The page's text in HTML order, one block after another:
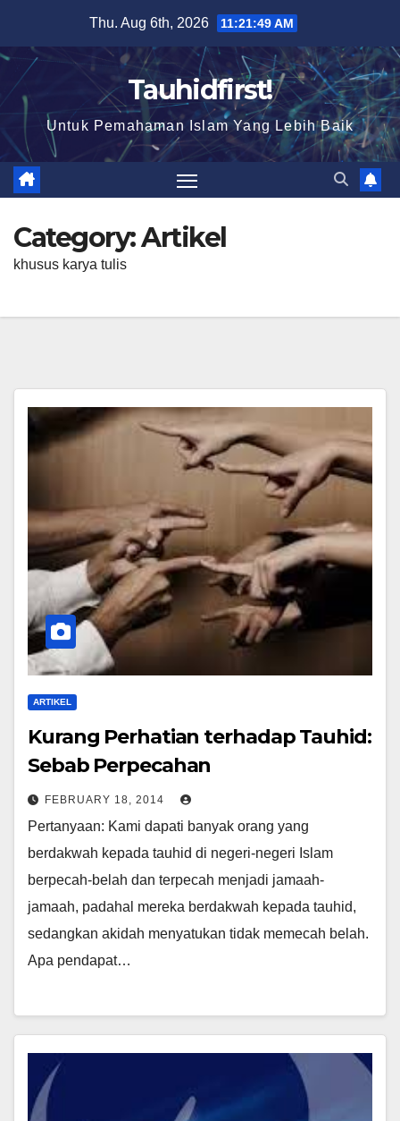
content
Thu. Aug 6th, 2026 11:21:49 AM
Tauhidfirst!
Untuk Pemahaman Islam Yang Lebih Baik
Category:Artikel
khusus karya tulis
ARTIKEL
Kurang Perhatian terhadap Tauhid:
Sebab Perpecahan
FEBRUARY 18, 2014
Pertanyaan: Kami dapati banyak orang yang
berdakwah kepada tauhid di negeri-negeri Islam
berpecah-belah dan terpecah menjadi jamaah-
jamaah, padahal mereka berdakwah kepada tauhid,
sedangkan akidah menyatukan tidak memecah belah.
Apa pendapat…